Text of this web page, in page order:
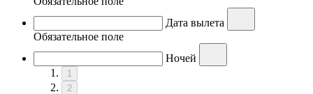
Дата вылета
Обязательное поле
Ночей
1
2